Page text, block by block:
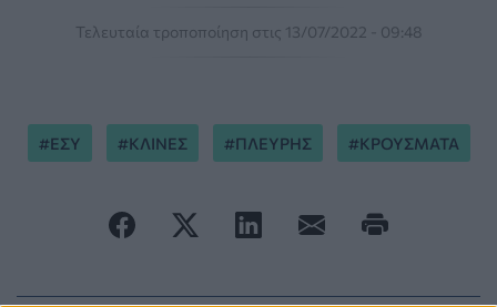
Τελευταία τροποποίηση στις 13/07/2022 - 09:48
ΕΣΥ ΚΛΙΝΕΣ ΠΛΕΥΡΗΣ ΚΡΟΥΣΜΑΤΑ